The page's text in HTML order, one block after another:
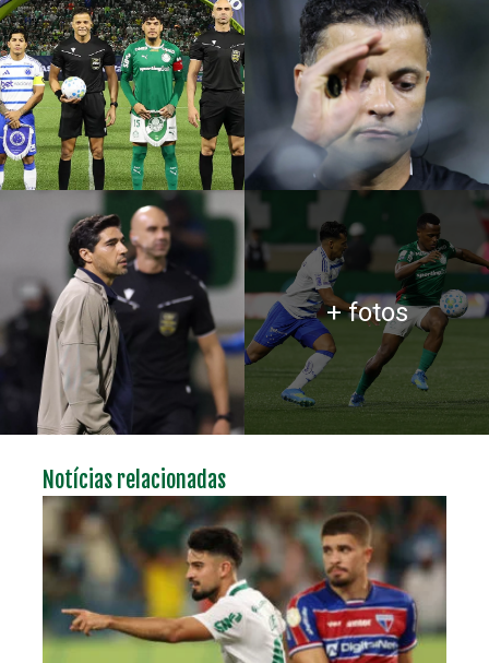
+ fotos
Notícias relacionadas